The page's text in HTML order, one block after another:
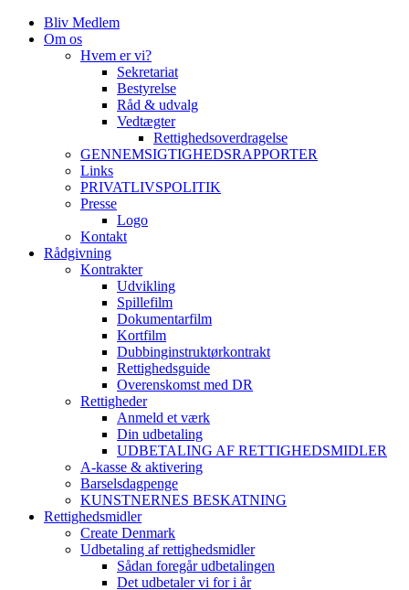
Bliv Medlem
Om os
Hvem er vi?
Sekretariat
Bestyrelse
Råd & udvalg
Vedtægter
Rettighedsoverdragelse
GENNEMSIGTIGHEDSRAPPORTER
Links
PRIVATLIVSPOLITIK
Presse
Logo
Kontakt
Rådgivning
Kontrakter
Udvikling
Spillefilm
Dokumentarfilm
Kortfilm
Dubbinginstruktørkontrakt
Rettighedsguide
Overenskomst med DR
Rettigheder
Anmeld et værk
Din udbetaling
UDBETALING AF RETTIGHEDSMIDLER
A-kasse & aktivering
Barselsdagpenge
KUNSTNERNES BESKATNING
Rettighedsmidler
Create Denmark
Udbetaling af rettighedsmidler
Sådan foregår udbetalingen
Det udbetaler vi for i år